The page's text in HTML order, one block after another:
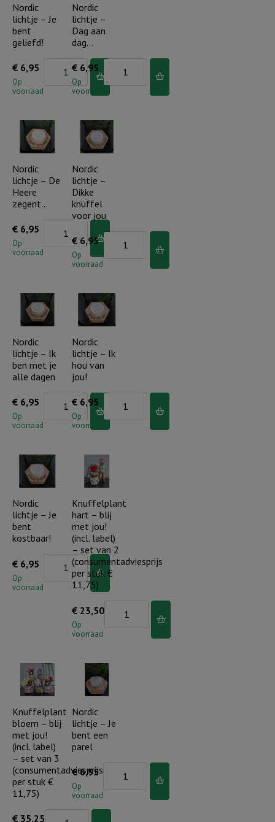
label)
-
2
per
stuk
€
aantal
Nordic
lichtje – Je
bent
geliefd!
€ 6,95
Op
voorraad
bent
geliefd!
Nordic
lichtje –
Dag aan
dag…
€ 6,95
Op
voorraad
lichtje
-
aan
dag...
Nordic
lichtje – De
Heere
zegent…
€ 6,95
Op
voorraad
Nordic
Heere
zegent...
aantal
Nordic
lichtje –
Dikke
knuffel
voor jou
€ 6,95
Op
voorraad
Nordic
lichtje
knuffel
voor
aantal
Nordic
lichtje – Ik
ben met je
alle dagen
€ 6,95
Op
voorraad
Nordic
ben
met
alle
dagen
Nordic
lichtje – Ik
hou van
jou!
€ 6,95
Op
voorraad
Nordic
lichtje
-
hou
van
jou!
aantal
Nordic
lichtje – Je
bent
kostbaar!
€ 6,95
Op
voorraad
Nordic
aantal
Knuffelplant
hart – blij
met jou!
(incl. label)
– set van 2
(consumentadviesprijs
per stuk €
11,75)
€ 23,50
Op
voorraad
Knuffelplant
met
jou!
label)
-
(consumentadviesprijs
Knuffelplant
bloem – blij
met jou!
(incl. label)
– set van 3
(consumentadviesprijs
per stuk €
11,75)
€ 35,25
Nordic
lichtje – Je
bent een
parel
€6,95
Op
voorraad